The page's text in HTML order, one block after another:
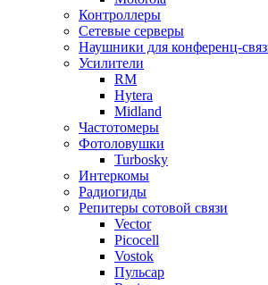
Контроллеры
Сетевые серверы
Наушники для конференц-
Усилители
RM
Hytera
Midland
Частотомеры
Фотоловушки
Turbosky
Интеркомы
Радиогиды
Репитеры сотовой связи
Vector
Picocell
Vostok
Пульсар